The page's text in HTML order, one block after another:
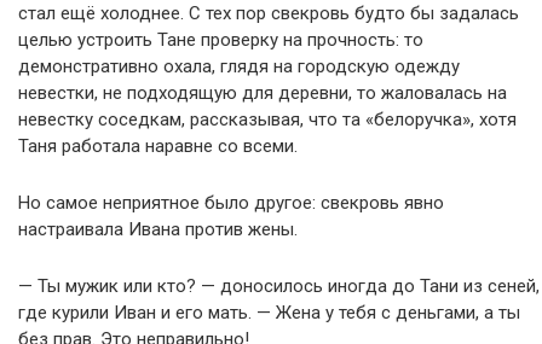
стал ещё холоднее. С тех пор свекровь будто бы задалась
целью устроить Тане проверку на прочность: то
демонстративно охала, глядя на городскую одежду
невестки, не подходящую для деревни, то жаловалась на
невестку соседкам, рассказывая, что та «белоручка», хотя
Таня работала наравне со всеми.
Но самое неприятное было другое: свекровь явно
настраивала Ивана против жены.
— Ты мужик или кто? — доносилось иногда до Тани из сеней,
где курили Иван и его мать. — Жена у тебя с деньгами, а ты
без прав. Это неправильно!